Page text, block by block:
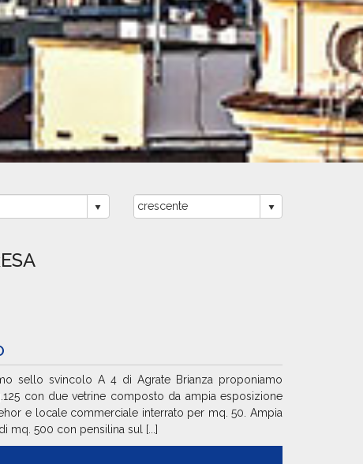
sello svincolo A 4 di Agrate Brianza proponiamo
con due vetrine composto da ampia esposizione
e locale commerciale interrato per mq. 50. Ampia
mq. 500 con pensilina sul [...]